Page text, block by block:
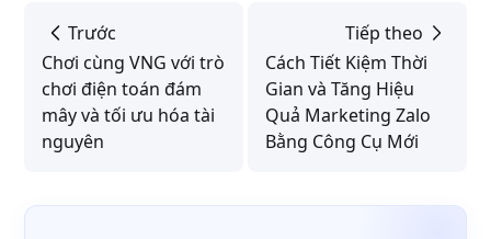
Trước
Chơi cùng VNG với trò
chơi điện toán đám
mây và tối ưu hóa tài
nguyên
Tiếp theo
Cách Tiết Kiệm Thời
Gian và Tăng Hiệu
Quả Marketing Zalo
Bằng Công Cụ Mới